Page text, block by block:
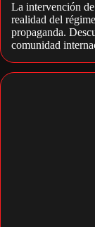
La intervención
realidad del
propaganda.
comunidad